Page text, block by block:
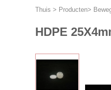
Thuis > Producten>
HDPE